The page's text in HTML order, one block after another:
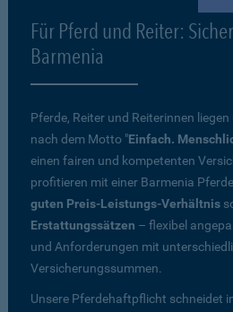
Für Pferd und Reiter:
Barmenia
Pferde, Reiter und Reiterinnen
nach dem Motto "Einfach.
einen fairen und kompetenten
profitieren mit einer Barmenia
guten Preis-Leistungs-Verhältnis
Erstattungssätzen – flexibel
und Anforderungen mit
Versicherungssummen.
Unsere Pferdehaftpflicht schneidet